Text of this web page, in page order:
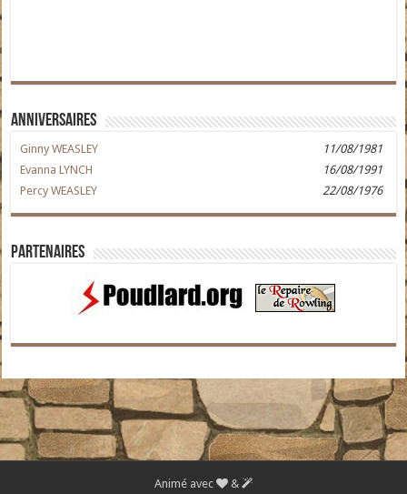
Anniversaires
Ginny WEASLEY
11/08/1981
Evanna LYNCH
16/08/1991
Percy WEASLEY
22/08/1976
Partenaires
Animé avec &